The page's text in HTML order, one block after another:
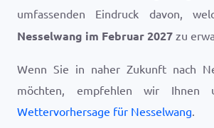
umfassenden Eindruck davon,
Nesselwang im Februar 2027 zu
Wenn Sie in naher Zukunft nach
möchten, empfehlen wir Ihnen
Wettervorhersage für Nesselwang.